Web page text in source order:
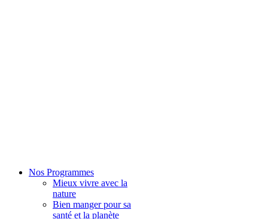
Nos Programmes
Mieux vivre avec la
nature
Bien manger pour sa
santé et la planète